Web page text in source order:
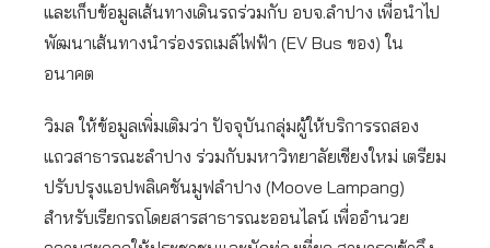
และเก็บข้อมูลเส้นทางเดินรถร่วมกับ อบจ.ลำปาง เพื่อนำไป
พัฒนาเส้นทางนำร่องรถเมล์ไฟฟ้า (EV Bus ของ) ใน
อนาคต
วิมล ให้ข้อมูลเพิ่มเติมว่า ปัจจุบันกลุ่มผู้ให้บริการรถสอง
แถวสาธารณะลำปาง ร่วมกับมหาวิทยาลัยเชียงใหม่ เตรียม
ปรับปรุงแอปพลิเคชันมูฟลำปาง (Moove Lampang)
สำหรับเรียกรถโดยสารสาธารณะออนไลน์ เพื่ออำนวย